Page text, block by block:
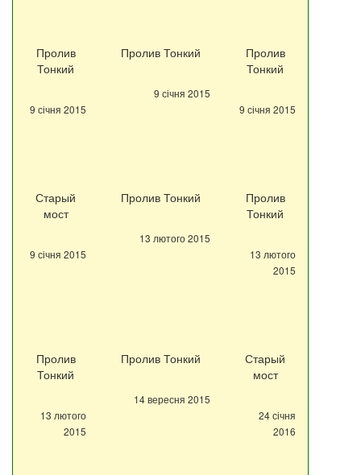
Пролив
Тонкий
9 січня 2015
Пролив Тонкий
9 січня 2015
Пролив
Тонкий
9 січня 2015
Старый
мост
9 січня 2015
Пролив Тонкий
13 лютого 2015
Пролив
Тонкий
13 лютого
2015
Пролив
Тонкий
13 лютого
2015
Пролив Тонкий
14 вересня 2015
Старый
мост
24 січня
2016